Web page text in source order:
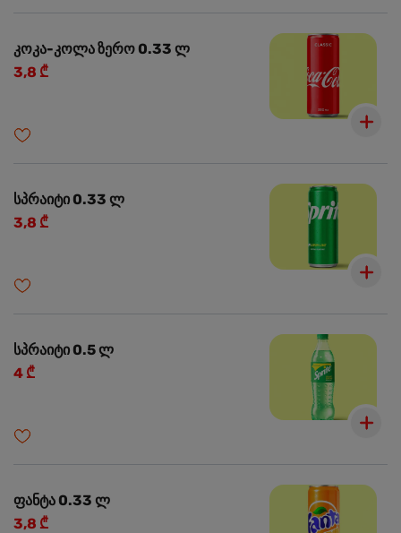
კოკა-კოლა ზერო 0.33 ლ
3,8 ₾
სპრაიტი 0.33 ლ
3,8 ₾
სპრაიტი 0.5 ლ
4 ₾
ფანტა 0.33 ლ
3,8 ₾